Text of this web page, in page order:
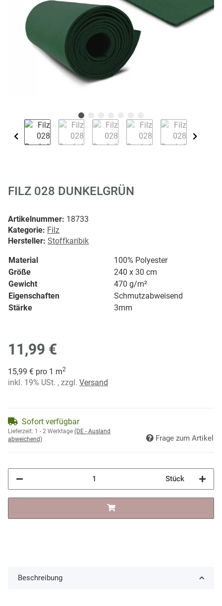
FILZ 028 DUNKELGRÜN
Artikelnummer: 18733
Kategorie: Filz
Hersteller: Stoffkaribik
Material
100% Polyester
Größe
240 x 30 cm
Gewicht
470 g/m²
Eigenschaften
Schmutzabweisend
Stärke
3mm
11,99 €
15,99 € pro 1 m2
inkl. 19% USt. , zzgl. Versand
Sofort verfügbar
Lieferzeit: 1 - 2 Werktage (DE - Ausland
abweichend)
Frage zum Artikel
Stück
Beschreibung